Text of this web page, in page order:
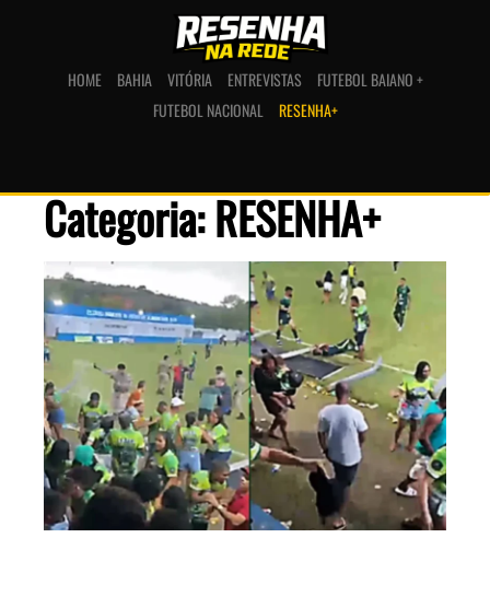
HOME BAHIA VITÓRIA ENTREVISTAS
FUTEBOL BAIANO +
FUTEBOL NACIONAL
RESENHA+
Categoria: RESENHA+